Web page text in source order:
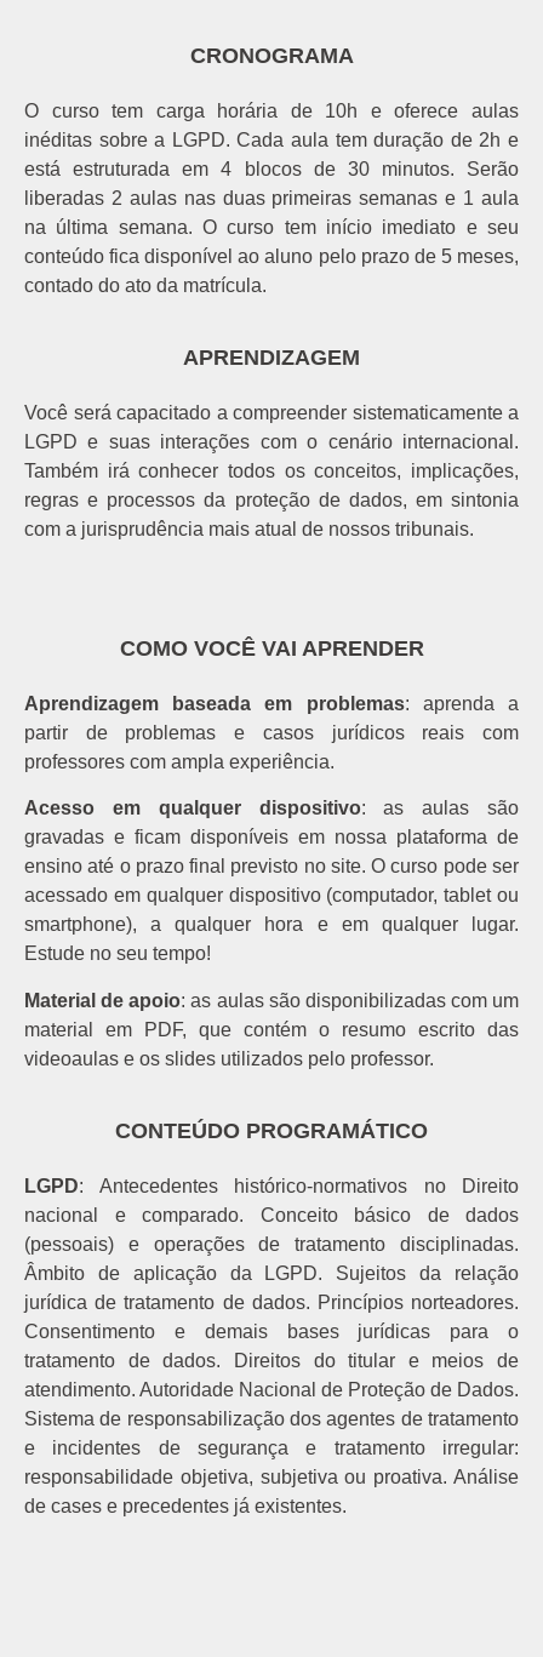
CRONOGRAMA
O curso tem carga horária de 10h e oferece aulas
inéditas sobre a LGPD. Cada aula tem duração de 2h e
está estruturada em 4 blocos de 30 minutos. Serão
liberadas 2 aulas nas duas primeiras semanas e 1 aula
na última semana. O curso tem início imediato e seu
conteúdo fica disponível ao aluno pelo prazo de 5 meses,
contado do ato da matrícula.
APRENDIZAGEM
Você será capacitado a compreender sistematicamente a
LGPD e suas interações com o cenário internacional.
Também irá conhecer todos os conceitos, implicações,
regras e processos da proteção de dados, em sintonia
com a jurisprudência mais atual de nossos tribunais.
COMO VOCÊ VAI APRENDER
Aprendizagem baseada em problemas: aprenda a
partir de problemas e casos jurídicos reais com
professores com ampla experiência.
Acesso em qualquer dispositivo: as aulas são
gravadas e ficam disponíveis em nossa plataforma de
ensino até o prazo final previsto no site. O curso pode ser
acessado em qualquer dispositivo (computador, tablet ou
smartphone), a qualquer hora e em qualquer lugar.
Estude no seu tempo!
Material de apoio: as aulas são disponibilizadas com um
material em PDF, que contém o resumo escrito das
videoaulas e os slides utilizados pelo professor.
CONTEÚDO PROGRAMÁTICO
LGPD: Antecedentes histórico-normativos no Direito
nacional e comparado. Conceito básico de dados
(pessoais) e operações de tratamento disciplinadas.
Âmbito de aplicação da LGPD. Sujeitos da relação
jurídica de tratamento de dados. Princípios norteadores.
Consentimento e demais bases jurídicas para o
tratamento de dados. Direitos do titular e meios de
atendimento. Autoridade Nacional de Proteção de Dados.
Sistema de responsabilização dos agentes de tratamento
e incidentes de segurança e tratamento irregular:
responsabilidade objetiva, subjetiva ou proativa. Análise
de cases e precedentes já existentes.